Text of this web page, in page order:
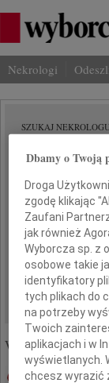
Nekrologi
SZUKAJ NEKROLOGU
Miasto:
Data:
od:
Liczba wyników na
Wyróżnione
ANDRZEJ PIOTR
Dbamy o Twoją
Droga
zgodę klikając
Zaufani
jak również
Wyborcza sp. z
osobowe takie
identyfikatory
tych plikach do
na potrzeby
Twoich
aplikacjach i w
wyświetlanych.
chcesz wyrazić